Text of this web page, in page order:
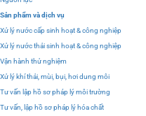
Sản phẩm và dịch vụ
Xử lý nước cấp sinh hoạt & công nghiệp
Xử lý nước thải sinh hoạt & công nghiệp
Vận hành thử nghiệm
Xử lý khí thải, mùi, bụi, hơi dung môi
Tư vấn lập hồ sơ pháp lý môi trường
Tư vấn, lập hồ sơ pháp lý hóa chất